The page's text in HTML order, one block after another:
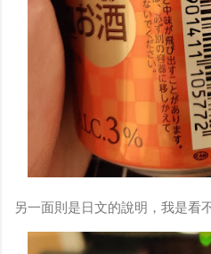
另一面則是日文的說明，我是看